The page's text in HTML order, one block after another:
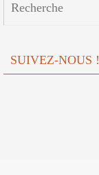
SUIVEZ-NOUS !